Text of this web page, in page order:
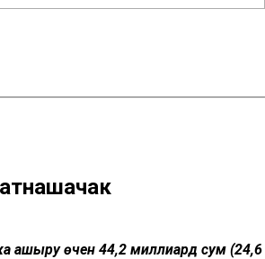
ашыру өчен 44,2 миллиард сум (24,6